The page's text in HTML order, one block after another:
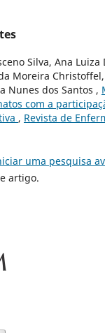
Silva, Ana Luiza
Moreira Christoffel,
Nunes dos Santos ,
com a
, Revista de
uma pesquisa
artigo.